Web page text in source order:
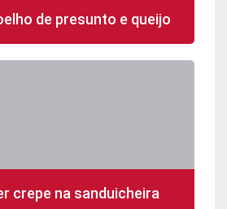
de presunto e queijo
crepe na sanduicheira